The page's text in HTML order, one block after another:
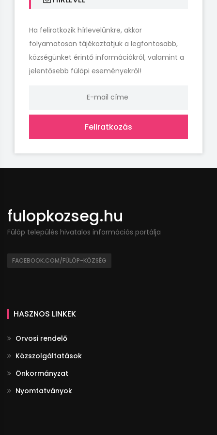
Ha feliratkozik hírlevelünkre, akkor
folyamatosan tájékoztatjuk a legfontosabb,
községünket érintő információkról, valamint a
jelentősebb fülöpi eseményekről!
Feliratkozás
fulopkozseg.hu
Fülöp település hivatalos információs portálja
FACEBOOK.COM/FÜLÖP-KÖZSÉG
HASZNOS LINKEK
Orvosi rendelő
Közszolgáltatások
Önkormányzat
Nyomtatványok